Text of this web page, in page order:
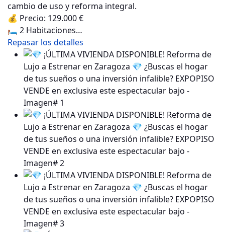
cambio de uso y reforma integral.
💰 Precio: 129.000 €
🛏️ 2 Habitaciones…
Repasar los detalles